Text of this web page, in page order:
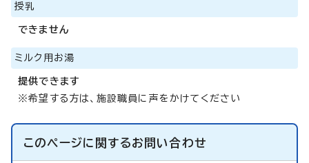
授乳
できません
ミルク用お湯
提供できます
※希望する方は、施設職員に声をかけてください
このページに関するお問い合わせ